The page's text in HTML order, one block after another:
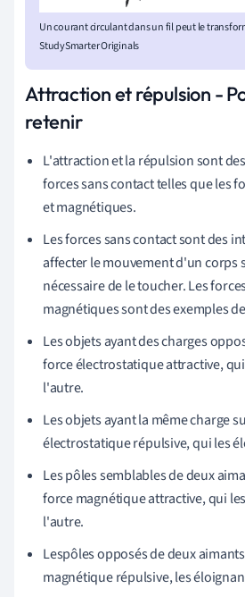
Un courant circulant dans un fil peut le
StudySmarter Originals
Attraction et répulsion -
retenir
L'attraction et la répulsion sont
forces sans contact telles que les
et magnétiques.
Les forces sans contact sont des
affecter le mouvement d'un corps
nécessaire de le toucher. Les
magnétiques sont des exemples
Les objets ayant des charges
force électrostatique attractive,
l'autre.
Les objets ayant la même charge
électrostatique répulsive, qui les
Les pôles semblables de deux
force magnétique attractive, qui
l'autre.
Lespôles opposés de deux
magnétique répulsive,les